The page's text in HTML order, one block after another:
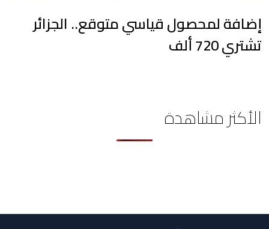
إضافة لمحصول قياسي متوقع.. الجزائر
تشتري 720 ألف
الأكثر مشاهدة